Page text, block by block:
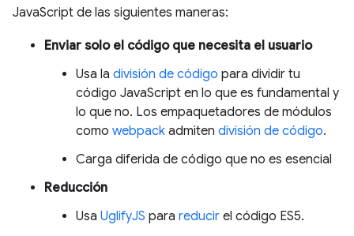
JavaScript de las siguientes maneras:
Enviar solo el código que necesita el usuario
Usa la división de código para dividir tu
código JavaScript en lo que es fundamental y
lo que no. Los empaquetadores de módulos
como webpack admiten división de código.
Carga diferida de código que no es esencial
Reducción
Usa UglifyJS para reducir el código ES5.